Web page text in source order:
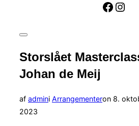
Aarhus Harmoniorkester
Slå
i
sidekolonne
til/fra
Storslået
Johan de Meij
af admini Arrangementeron Udgivet
8.
2023